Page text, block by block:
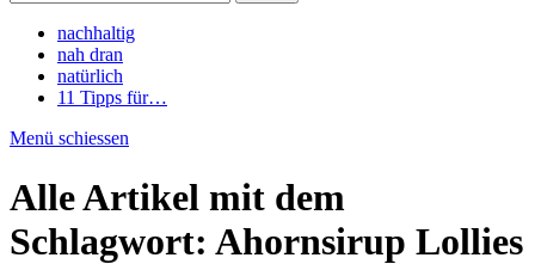
nachhaltig
nah dran
natürlich
11 Tipps für…
Menü schiessen
Alle Artikel mit dem
Schlagwort: Ahornsirup Lollies